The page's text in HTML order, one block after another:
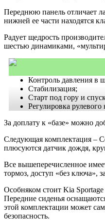
Переднюю панель отличает
нижней ее части находятся
Радует щедрость
шестью динамиками,
Контроль давления в
Стабилизация;
Старт под гору и
Регулировка рулевого
За доплату к «базе» можно
Следующая комплектация –
плюсуются датчик дождя,
Все вышеперечисленное
тормоз, доступ «без ключа»,
Особняком стоит Kia
Передние сиденья
этой комплектации может
безопасность.